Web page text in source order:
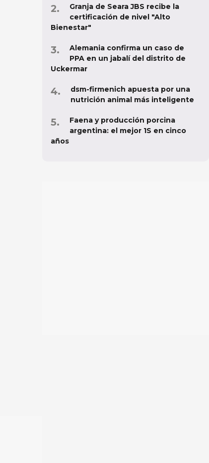
Granja de Seara JBS recibe la
certificación de nivel "Alto
Bienestar"
Alemania confirma un caso de
PPA en un jabalí del distrito de
Uckermar
dsm-firmenich apuesta por una
nutrición animal más inteligente
Faena y producción porcina
argentina: el mejor 1S en cinco
años